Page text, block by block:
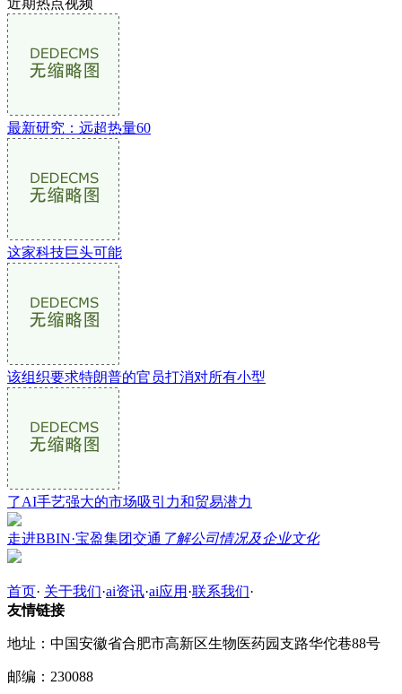
最新研究：远超热量60
这家科技巨头可能
该组织要求特朗普的官员打消对所有小型
了AI手艺强大的市场吸引力和贸易潜力
走进BBIN·宝盈集团交通 了解公司情况及企业文化
首页· 关于我们·ai资讯·ai应用 ·联系我们·
友情链接
地址：中国安徽省合肥市高新区生物医药园支路华佗巷88号
邮编：230088